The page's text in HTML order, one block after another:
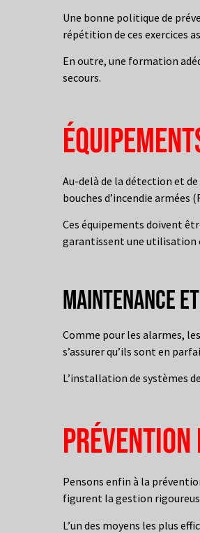
Une bonne politique de
répétition de ces exercices
En outre, une formation
secours.
Au-delà de la détection et
bouches d’incendie
Ces équipements doivent
garantissent une utilisation
Maintenance
Comme pour les alarmes,
s’assurer qu’ils sont en
L’installation de systèmes de
Pensons enfin à la
figurent la gestion
L’un des moyens les plus